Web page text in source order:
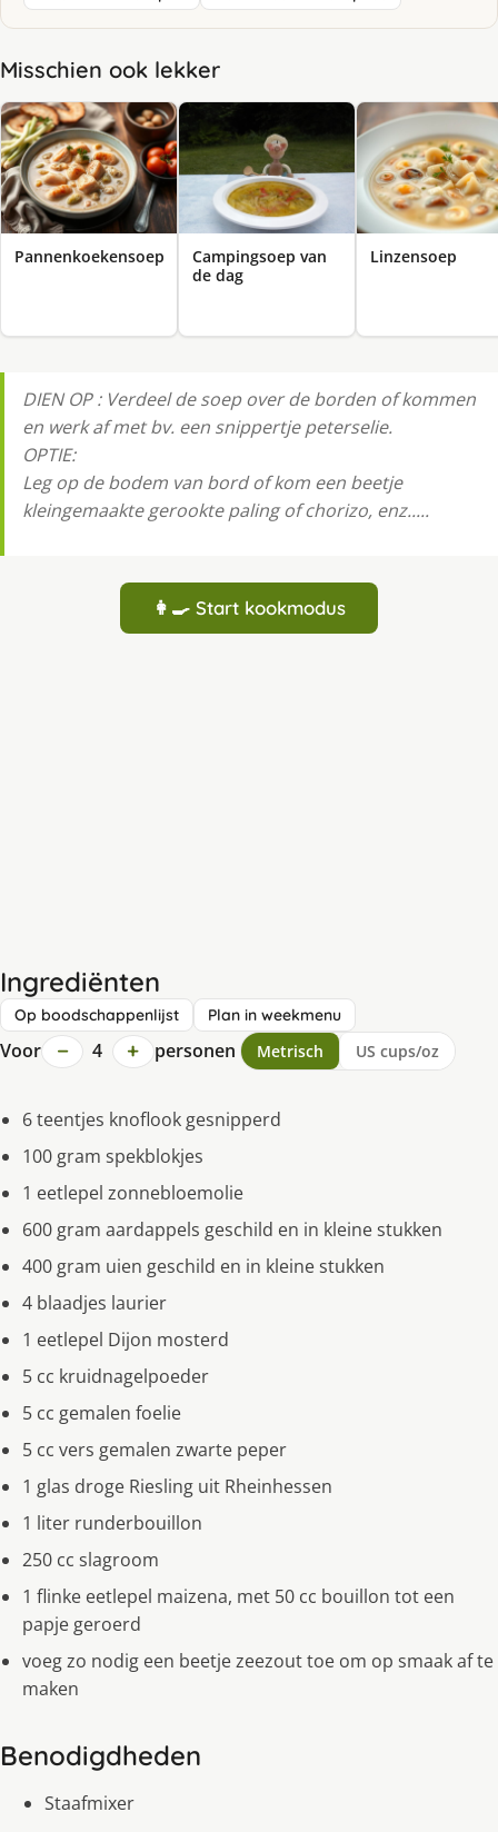
Misschien ook lekker
Pannenkoekensoep
Campingsoep van
de dag
Linzensoep
DIEN OP : Verdeel de soep over de borden of kommen
en werk af met bv. een snippertje peterselie.
OPTIE:
Leg op de bodem van bord of kom een beetje
kleingemaakte gerookte paling of chorizo, enz.....
👩‍🍳 Start kookmodus
Ingrediënten
Op boodschappenlijst Plan in weekmenu
Voor − 4 + personen Metrisch US cups/oz
6 teentjes knoflook gesnipperd
100 gram spekblokjes
1 eetlepel zonnebloemolie
600 gram aardappels geschild en in kleine stukken
400 gram uien geschild en in kleine stukken
4 blaadjes laurier
1 eetlepel Dijon mosterd
5 cc kruidnagelpoeder
5 cc gemalen foelie
5 cc vers gemalen zwarte peper
1 glas droge Riesling uit Rheinhessen
1 liter runderbouillon
250 cc slagroom
1 flinke eetlepel maizena, met 50 cc bouillon tot een
papje geroerd
voeg zo nodig een beetje zeezout toe om op smaak af te
maken
Benodigdheden
Staafmixer